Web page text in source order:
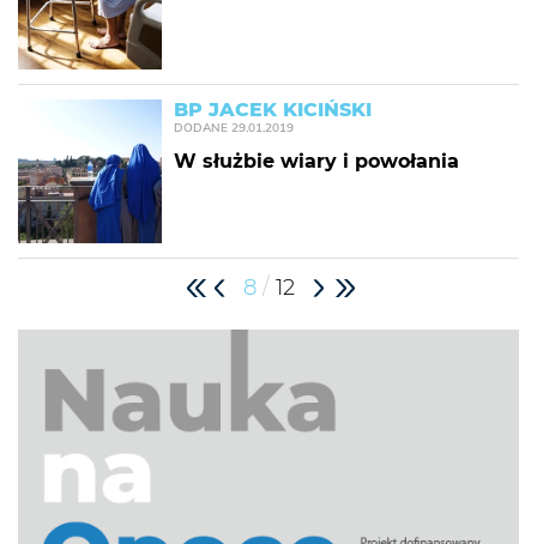
BP JACEK KICIŃSKI
DODANE 29.01.2019
W służbie wiary i powołania
8 / 12